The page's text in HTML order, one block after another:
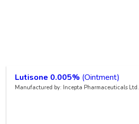
Lutisone 0.005% (Ointment)
Manufactured by: Incepta Pharmaceuticals Ltd.